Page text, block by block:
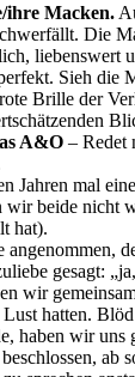
ihre Macken.
Die
liebenswert
Sieh die
Brille der
A&O – Redet
Jahren mal
wir beide nicht
hat).
gesagt:
wir
hatten.
haben wir uns
ab